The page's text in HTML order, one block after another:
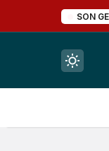
SON
Mod